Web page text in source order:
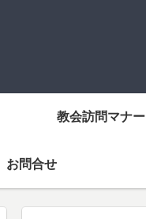
教会訪問マナー
お問合せ